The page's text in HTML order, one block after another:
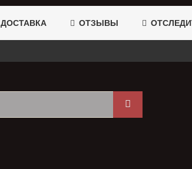
ДОСТАВКА ОТЗЫВЫ